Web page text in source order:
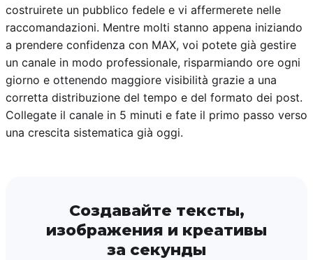
costruirete un pubblico fedele e vi affermerete nelle
raccomandazioni. Mentre molti stanno appena iniziando
a prendere confidenza con MAX, voi potete già gestire
un canale in modo professionale, risparmiando ore ogni
giorno e ottenendo maggiore visibilità grazie a una
corretta distribuzione del tempo e del formato dei post.
Collegate il canale in 5 minuti e fate il primo passo verso
una crescita sistematica già oggi.
Создавайте тексты,
изображения и креативы
за секунды